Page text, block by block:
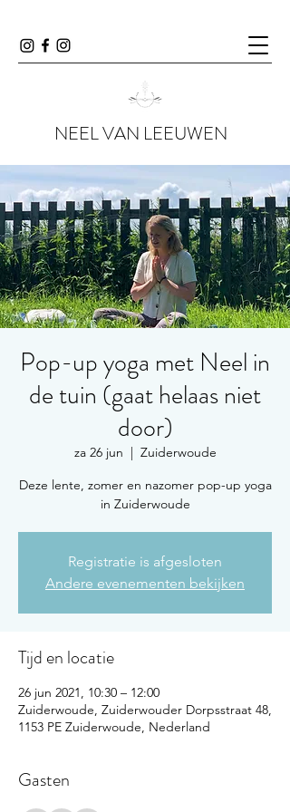
NEEL VAN LEEUWEN
Pop-up yoga met Neel in
de tuin (gaat helaas niet
door)
za 26 jun
  |
Zuiderwoude
Deze lente, zomer en nazomer pop-up yoga
in Zuiderwoude
Registratie is afgesloten
Andere evenementen bekijken
Tijd en locatie
26 jun 2021, 10:30 – 12:00
Zuiderwoude, Zuiderwouder Dorpsstraat 48,
1153 PE Zuiderwoude, Nederland
Gasten